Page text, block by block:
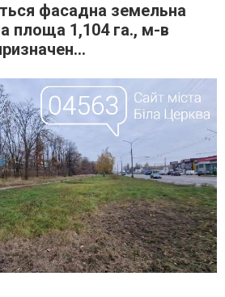
фасадна земельна
площа 1,104 га., м-в